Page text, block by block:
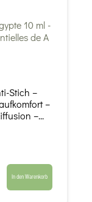
Stich –
–
–...
In den Warenkorb